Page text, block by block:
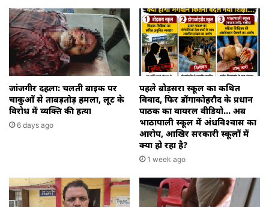
जांजगीर दहला: चलती बाइक पर
चाकुओं से ताबड़तोड़ हमला, लूट के
विरोध में व्यक्ति की हत्या
6 days ago
पहले बोड़सरा स्कूल का कथित
विवाद, फिर डोंगाकोहरौद के प्रधान
पाठक का वायरल वीडियो… अब
भाठापाली स्कूल में अंधविश्वास का
आरोप, आखिर सरकारी स्कूलों में
क्या हो रहा है?
1 week ago